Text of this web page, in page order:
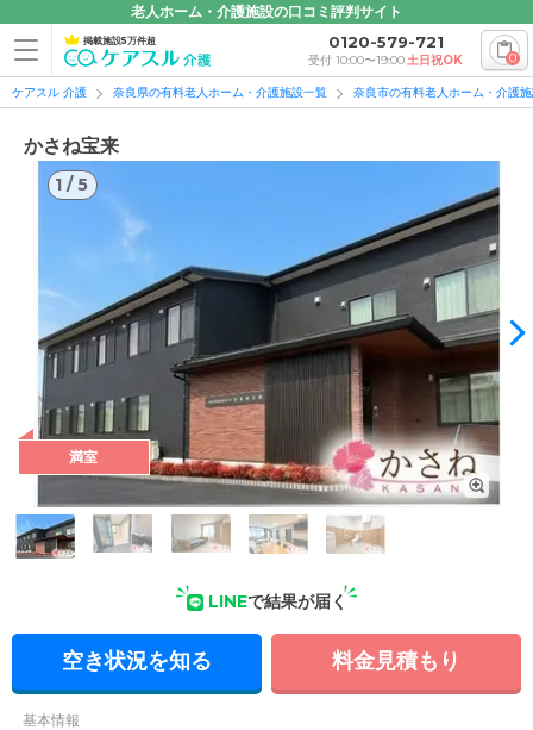
老人ホーム・介護施設の口コミ評判サイト
掲載施設5万件超 0120-579-721
受付 10:00〜19:00土日祝OK 0
ケアスル 介護 奈良県の有料老人ホーム・介護施設一覧 奈良市の有料老人ホーム・介護
かさね宝来
1 /5
満室
LINEで結果が届く
空き状況を知る 料金見積もり
基本情報